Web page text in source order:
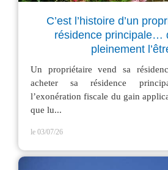
C’est l’histoire d’un
résidence principale…
pleinement
Un propriétaire vend sa
acheter sa résidence
l’exonération fiscale du gain
que lu...
le 03/07/26